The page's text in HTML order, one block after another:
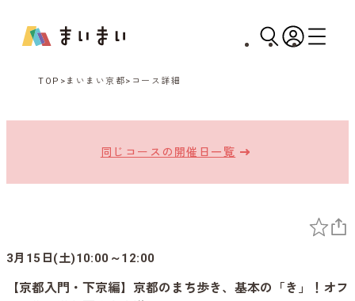
TOP まいまい京都 コース詳細
同じコースの開催日一覧
3月15日(土)10:00～12:00
【京都入門・下京編】京都のまち歩き、基本の「き」！オフ